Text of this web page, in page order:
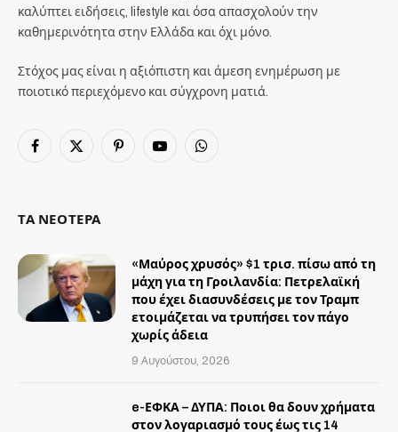
καλύπτει ειδήσεις, lifestyle και όσα απασχολούν την
καθημερινότητα στην Ελλάδα και όχι μόνο.
Στόχος μας είναι η αξιόπιστη και άμεση ενημέρωση με
ποιοτικό περιεχόμενο και σύγχρονη ματιά.
Facebook
X
PinterestYouTubeWhatsApp
ΤΑ ΝΕΟΤΕΡΑ
«Μαύρος χρυσός» $1 τρισ. πίσω από τη
μάχη για τη Γροιλανδία: Πετρελαϊκή
που έχει διασυνδέσεις με τον Τραμπ
ετοιμάζεται να τρυπήσει τον πάγο
χωρίς άδεια
9 Αυγούστου, 2026
e-ΕΦΚΑ – ΔΥΠΑ: Ποιοι θα δουν χρήματα
στον λογαριασμό τους έως τις 14